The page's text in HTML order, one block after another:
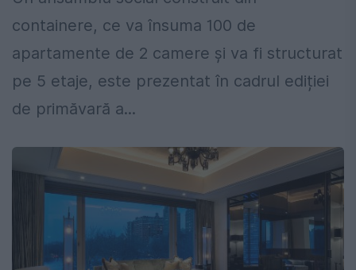
containere, ce va însuma 100 de
apartamente de 2 camere și va fi structurat
pe 5 etaje, este prezentat în cadrul ediției
de primăvară a...